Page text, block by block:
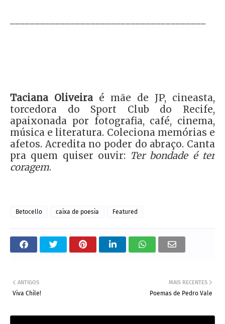
Taciana Oliveira é mãe de JP, cineasta,
torcedora do Sport Club do Recife,
apaixonada por fotografia, café, cinema,
música e literatura. Coleciona memórias e
afetos. Acredita no poder do abraço. Canta
pra quem quiser ouvir: Ter bondade é ter
coragem.
Betocello caixa de poesia Featured
MAIS RECENTES
Poemas de Pedro Vale
ANTIGOS
Viva Chile!